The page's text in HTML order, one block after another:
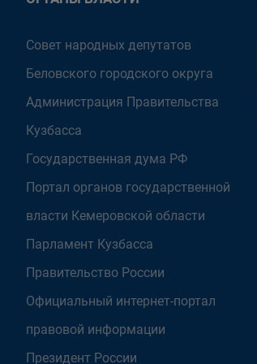
Совет народных депутатов
Беловского городского округа
Администрация Правительства
Кузбасса
Государственная дума РФ
Портал органов государственной
власти Кемеровской области
Парламент Кузбасса
Правительство России
Официальный интернет-портал
правовой информации
Президент России